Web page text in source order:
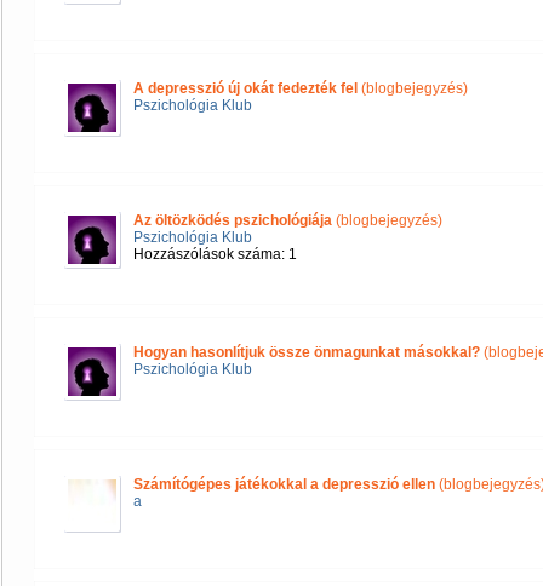
A depresszió új okát fedezték fel (blogbejegyzés)
Pszichológia Klub
Az öltözködés pszichológiája (blogbejegyzés)
Pszichológia Klub
Hozzászólások száma: 1
Hogyan hasonlítjuk össze önmagunkat másokkal?
Pszichológia Klub
Számítógépes játékokkal a depresszió ellen
a